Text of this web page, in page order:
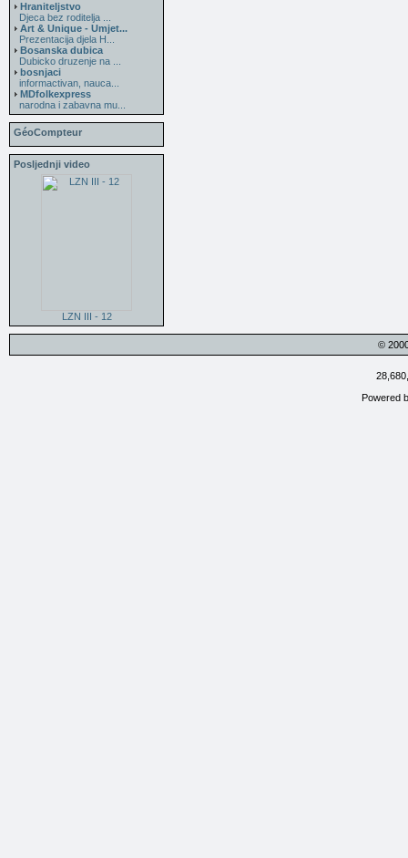
Hraniteljstvo
Djeca bez roditelja ...
Art & Unique - Umjet...
Prezentacija djela H...
Bosanska dubica
Dubicko druzenje na ...
bosnjaci
informactivan, nauca...
MDfolkexpress
narodna i zabavna mu...
GéoCompteur
Posljednji video
LZN III - 12
©
Powered